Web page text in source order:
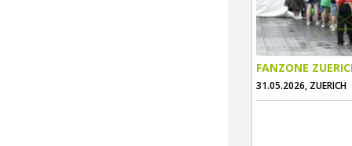
FANZONE
31.05.2026, ZUERICH